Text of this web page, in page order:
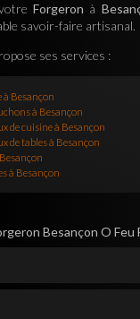
Forgeron à
savoir-faire artisanal.
ses services :
à Besançon
à Besançon
de cuisine à Besançon
de tables à Besançon
à Besançon
Besançon O Feu